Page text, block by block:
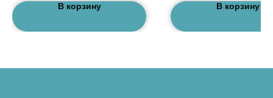
В корзину В корзину